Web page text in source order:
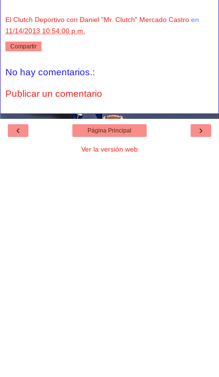
El Clutch Deportivo con Daniel "Mr. Clutch" Mercado Castro en
11/14/2013 10:54:00 p.m.
Compartir
No hay comentarios.:
Publicar un comentario
‹ ›
Página Principal
Ver la versión web